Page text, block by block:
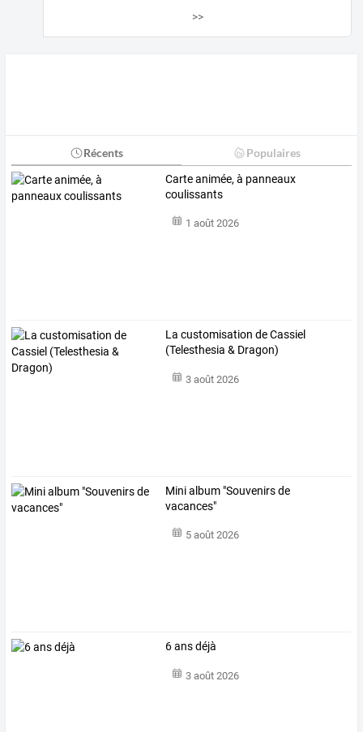
>>
Récents Populaires
Carte animée, à panneaux
coulissants
1 août 2026
La customisation de Cassiel
(Telesthesia & Dragon)
3 août 2026
Mini album "Souvenirs de
vacances"
5 août 2026
6 ans déjà
3 août 2026